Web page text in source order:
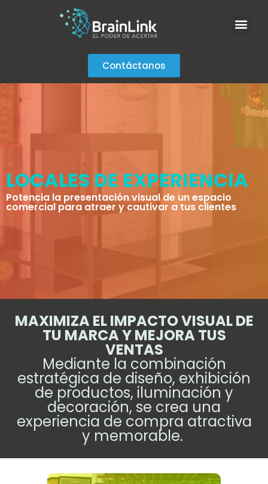
Contáctanos
LOCALES DE EXPERIENCIA
Potencia la presentación visual de un espacio
comercial para atraer y cautivar a tus clientes
MAXIMIZA EL IMPACTO VISUAL DE
TU MARCA Y MEJORA TUS
VENTAS
Mediante la combinación
estratégica de diseño, exhibición
de productos, iluminación y
decoración, se crea una
experiencia de compra atractiva
y memorable.